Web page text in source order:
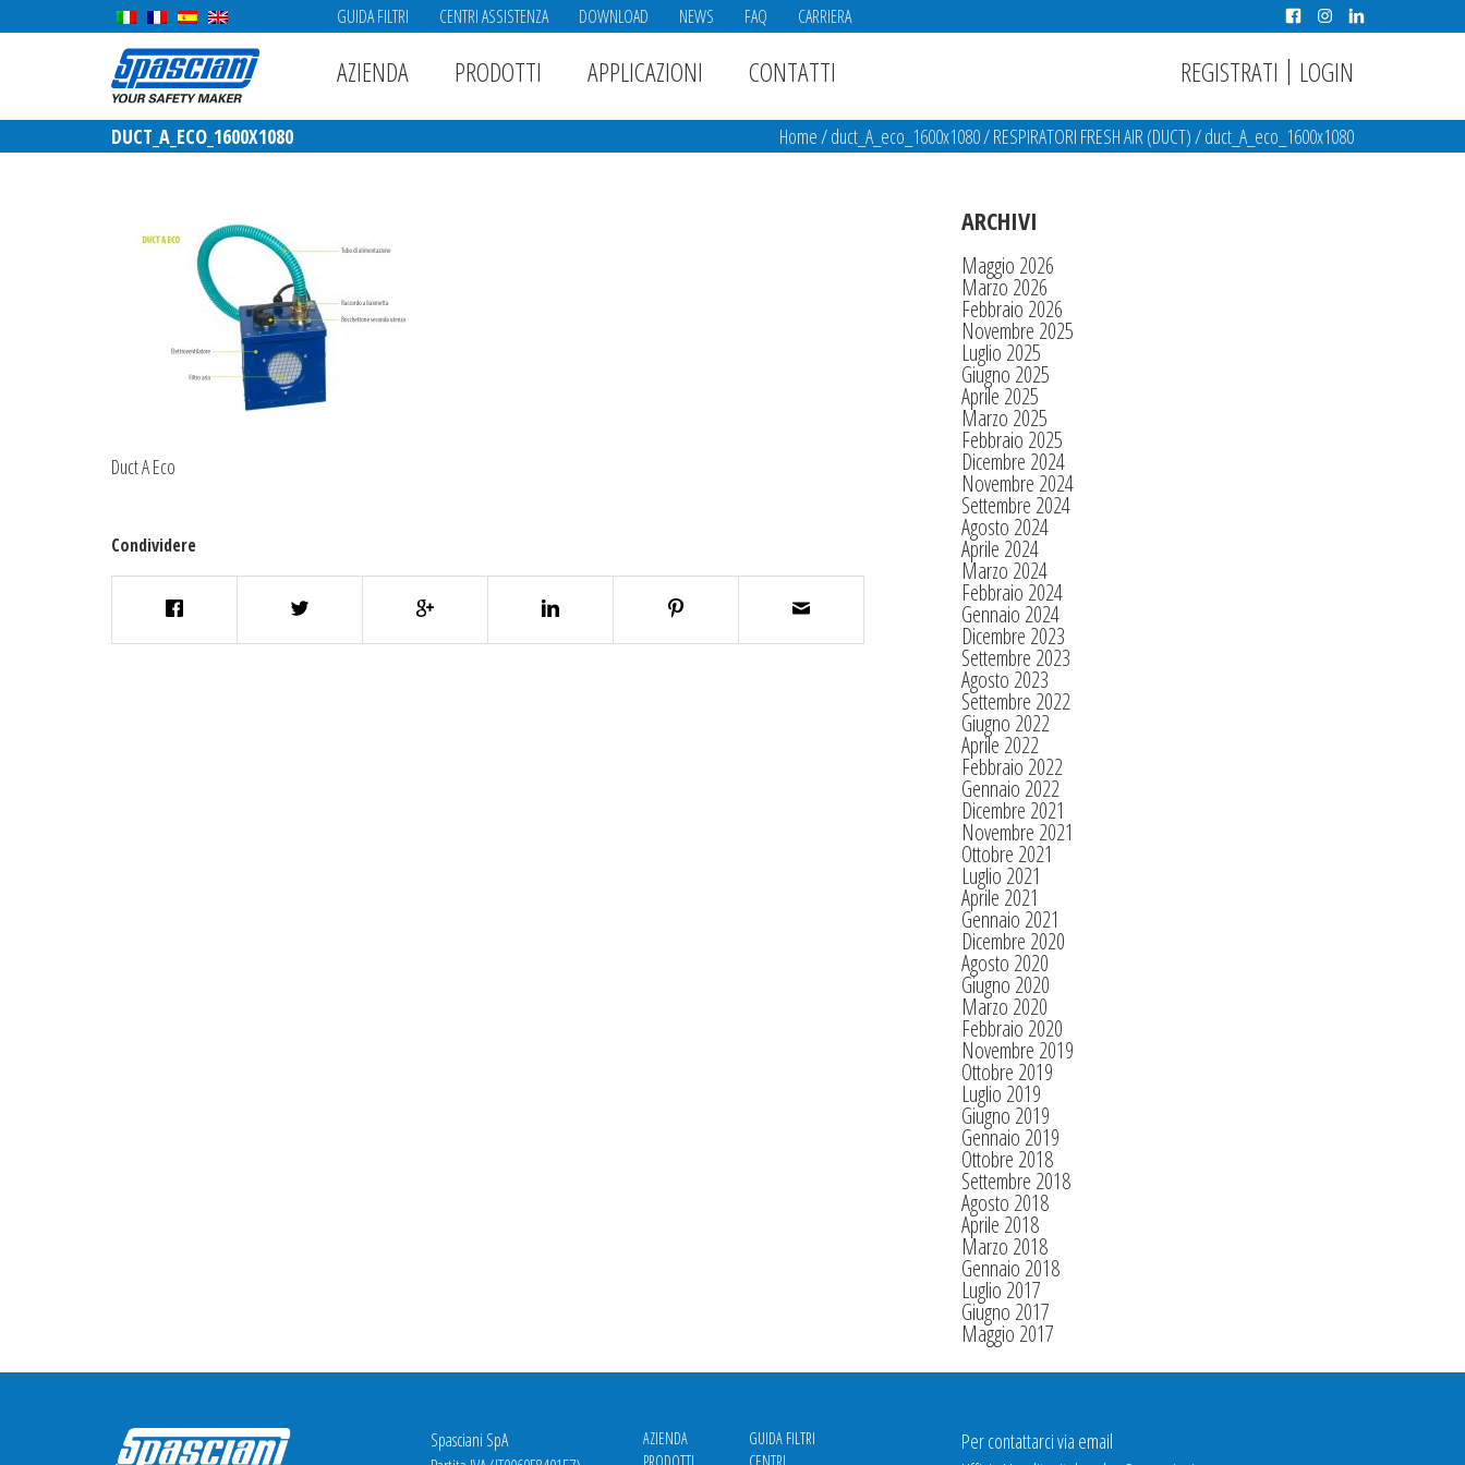
GUIDA FILTRI CENTRI ASSISTENZA DOWNLOAD NEWS FAQ CARRIERA
AZIENDA PRODOTTI APPLICAZIONI CONTATTI REGISTRATI | LOGIN
DUCT_A_ECO_1600X1080 Home/duct_A_eco_1600x1080/RESPIRATORI FRESH AIR (DUCT)/duct_A_eco_1600x1080
Duct A Eco
Condividere
ARCHIVI
Maggio 2026
Marzo 2026
Febbraio 2026
Novembre 2025
Luglio 2025
Giugno 2025
Aprile 2025
Marzo 2025
Febbraio 2025
Dicembre 2024
Novembre 2024
Settembre 2024
Agosto 2024
Aprile 2024
Marzo 2024
Febbraio 2024
Gennaio 2024
Dicembre 2023
Settembre 2023
Agosto 2023
Settembre 2022
Giugno 2022
Aprile 2022
Febbraio 2022
Gennaio 2022
Dicembre 2021
Novembre 2021
Ottobre 2021
Luglio 2021
Aprile 2021
Gennaio 2021
Dicembre 2020
Agosto 2020
Giugno 2020
Marzo 2020
Febbraio 2020
Novembre 2019
Ottobre 2019
Luglio 2019
Giugno 2019
Gennaio 2019
Ottobre 2018
Settembre 2018
Agosto 2018
Aprile 2018
Marzo 2018
Gennaio 2018
Luglio 2017
Giugno 2017
Maggio 2017
Spasciani SpA
AZIENDA
GUIDA FILTRI
Per contattarci via email